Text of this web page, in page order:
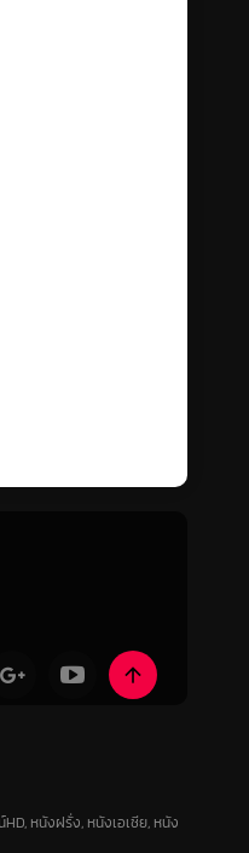
หนังฝรั่ง, หนังเอเชีย, หนัง